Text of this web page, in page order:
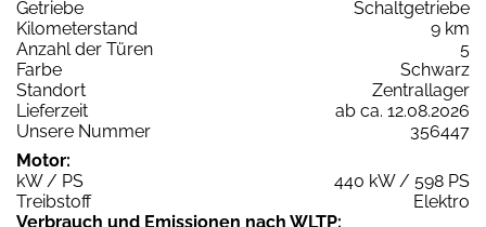
Getriebe
Schaltgetriebe
Kilometerstand
9 km
Anzahl der Türen
5
Farbe
Schwarz
Standort
Zentrallager
Lieferzeit
ab ca. 12.08.2026
Unsere Nummer
356447
Motor:
kW / PS
440 kW / 598 PS
Treibstoff
Elektro
Verbrauch und Emissionen nach WLTP: